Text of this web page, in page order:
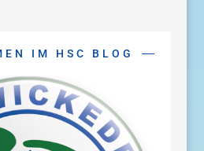
IM HSC BLOG